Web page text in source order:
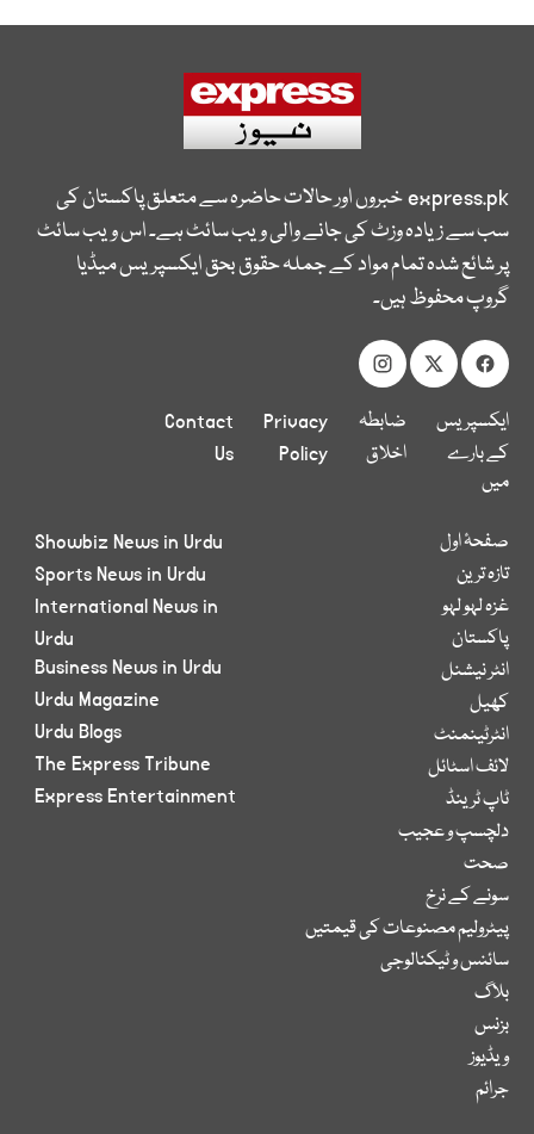
express.pkخبروں اور حالات حاضرہ سے متعلق پاکستان کی
سب سے زیادہ وزٹ کی جانے والی ویب سائٹ ہے۔ اس ویب سائٹ
پر شائع شدہ تمام مواد کے جملہ حقوق بحق ایکسپریس میڈیا
گروپ محفوظ ہیں۔
ایکسپریس
کے بارے
میں
ضابطہ
اخلاق
Privacy
Policy
Contact
Us
صفحۂ اول
تازہ ترین
غزہ لہو لہو
پاکستان
انٹر نیشنل
کھیل
انٹرٹینمنٹ
لائف اسٹائل
ٹاپ ٹرینڈ
دلچسپ و عجیب
صحت
سونے کے نرخ
پیٹرولیم مصنوعات کی قیمتیں
سائنس و ٹیکنالوجی
بلاگ
بزنس
ویڈیوز
جرائم
Showbiz News in Urdu
Sports News in Urdu
International News in
Urdu
Business News in Urdu
Urdu Magazine
Urdu Blogs
The Express Tribune
Express Entertainment